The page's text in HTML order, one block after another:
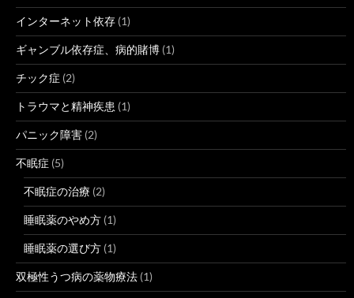
インターネット依存 (1)
ギャンブル依存症、病的賭博 (1)
チック症 (2)
トラウマと精神疾患 (1)
パニック障害 (2)
不眠症 (5)
不眠症の治療 (2)
睡眠薬のやめ方 (1)
睡眠薬の選び方 (1)
双極性うつ病の薬物療法 (1)